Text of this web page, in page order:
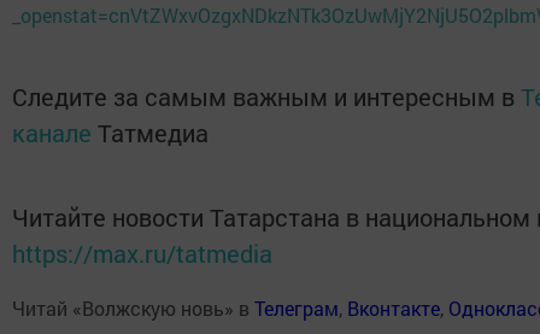
Следите за самым важным и интересным в
канале Татмедиа
Читайте новости Татарстана в
https://max.ru/tatmedia
Читай «Волжскую новь» в Телеграм, Вконтакте,